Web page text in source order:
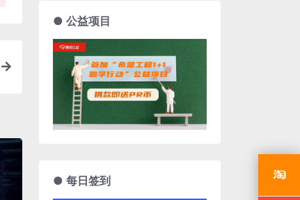
● 公益项目
● 每日签到